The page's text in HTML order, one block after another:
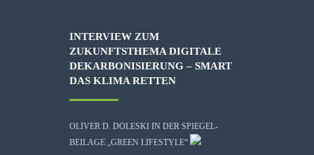
INTERVIEW ZUM
ZUKUNFTSTHEMA DIGITALE
DEKARBONISIERUNG – SMART
DAS KLIMA RETTEN
OLIVER D. DOLESKI IN DER SPIEGEL-
BEILAGE „GREEN LIFESTYLE“